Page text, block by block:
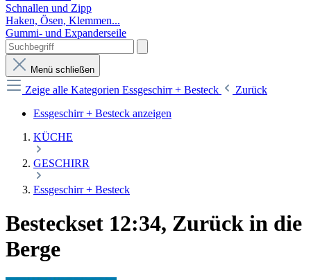
Schnallen und Zipp
Haken, Ösen, Klemmen...
Gummi- und Expanderseile
Menü schließen
Zeige alle Kategorien Essgeschirr + Besteck
Zurück
Essgeschirr + Besteck anzeigen
KÜCHE
GESCHIRR
Essgeschirr + Besteck
Besteckset 12:34, Zurück in die
Berge